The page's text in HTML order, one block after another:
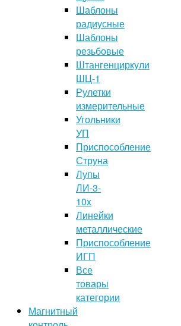
Шаблоны
радиусные
Шаблоны
резьбовые
Штангенциркули
ШЦ-1
Рулетки
измерительные
Угольники
УП
Приспособление
Струна
Лупы
ЛИ-3-
10x
Линейки
металлические
Приспособление
ИГП
Все
товары
категории
Магнитный